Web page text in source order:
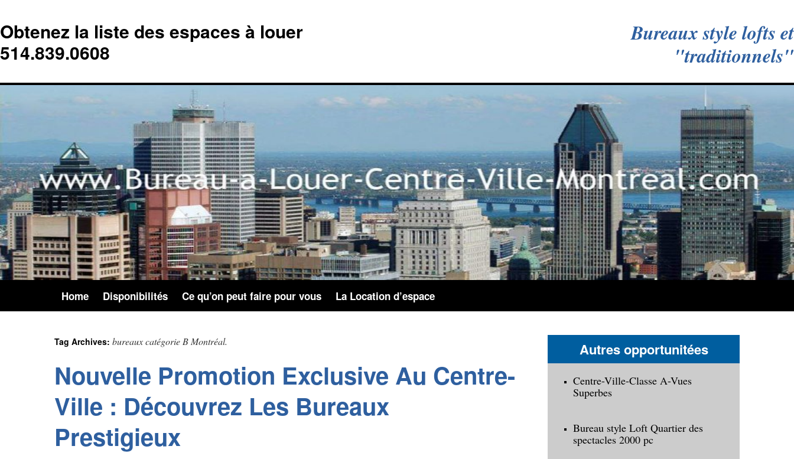
Obtenez la liste des espaces à louer
514.839.0608
Bureaux style lofts et
"traditionnels"
Home Disponibilités Ce qu’on peut faire pour vous La Location d’espace
Tag Archives: bureaux catégorie B Montréal.
Nouvelle Promotion Exclusive Au Centre-
Ville : Découvrez Les Bureaux
Prestigieux
Autres opportunitées
Centre-Ville-Classe A-Vues
Superbes
Bureau style Loft Quartier des
spectacles 2000 pc